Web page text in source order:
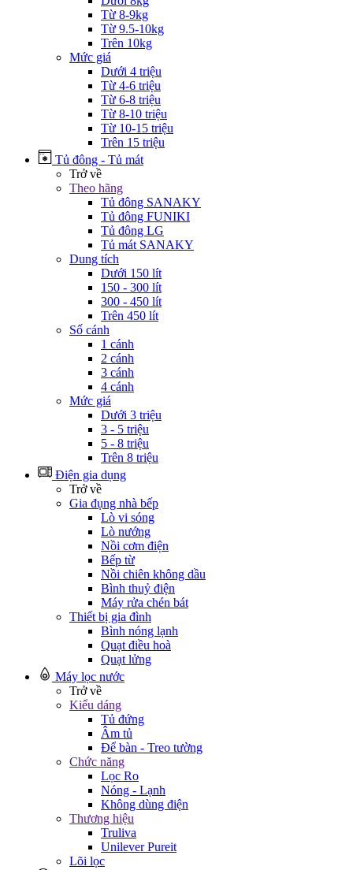
Từ 8-9kg
Từ 9.5-10kg
Trên 10kg
Mức giá
Dưới 4 triệu
Từ 4-6 triệu
Từ 6-8 triệu
Từ 8-10 triệu
Từ 10-15 triệu
Trên 15 triệu
Tủ đông - Tủ mát
Trở về
Theo hãng
Tủ đông SANAKY
Tủ đông FUNIKI
Tủ đông LG
Tủ mát SANAKY
Dung tích
Dưới 150 lít
150 - 300 lít
300 - 450 lít
Trên 450 lít
Số cánh
1 cánh
2 cánh
3 cánh
4 cánh
Mức giá
Dưới 3 triệu
3 - 5 triệu
5 - 8 triệu
Trên 8 triệu
Điện gia dụng
Trở về
Gia đụng nhà bếp
Lò vi sóng
Lò nướng
Nồi cơm điện
Bếp từ
Nồi chiên không dầu
Bình thuỷ điện
Máy rửa chén bát
Thiết bị gia đình
Bình nóng lạnh
Quạt điều hoà
Quạt lửng
Máy lọc nước
Trở về
Kiểu dáng
Tủ đứng
Âm tủ
Để bàn - Treo tường
Chức năng
Lọc Ro
Nóng - Lạnh
Không dùng điện
Thương hiệu
Truliva
Unilever Pureit
Lõi lọc